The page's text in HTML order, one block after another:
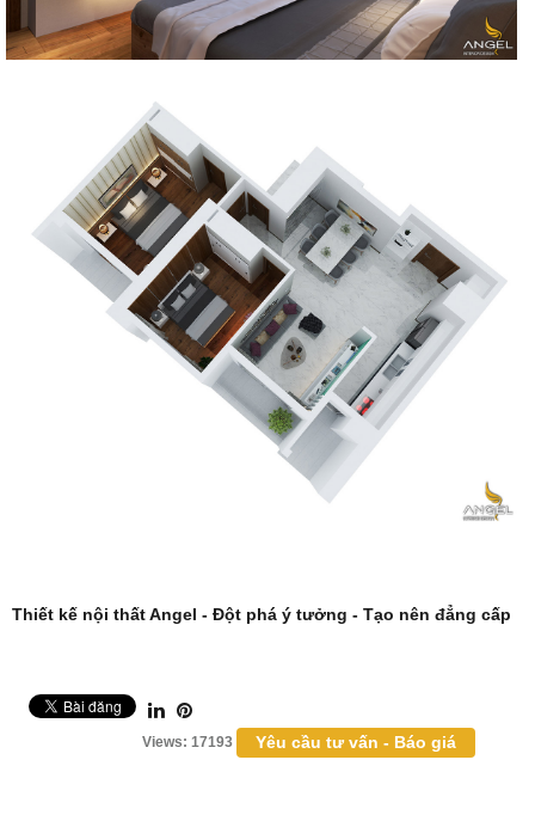
Thiết kế nội thấtAngel - Đột phá ý tưởng - Tạo nên đẳng cấp
Views: 17193 Yêu cầu tư vấn - Báo giá